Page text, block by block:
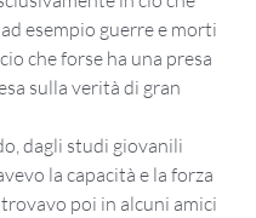
esempio guerre e morti
che forse ha una presa
sulla verità di gran
dagli studi giovanili
la capacità e la forza
poi in alcuni amici